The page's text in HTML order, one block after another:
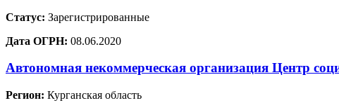
Статус: Зарегистрированные
Дата ОГРН: 08.06.2020
Автономная некоммерческая организация Центр
Регион: Курганская область